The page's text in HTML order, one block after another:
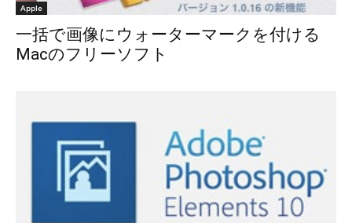
Apple
一括で画像にウォーターマークを付ける
Macのフリーソフト